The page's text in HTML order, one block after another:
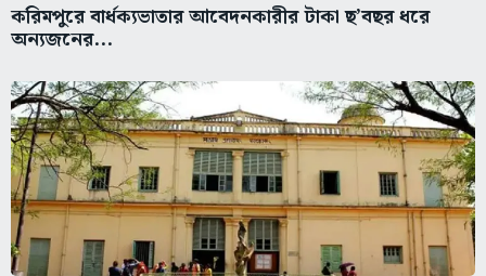
করিমপুরে বার্ধক্যভাতার আবেদনকারীর টাকা ছ’বছর ধরে
অন্যজনের...